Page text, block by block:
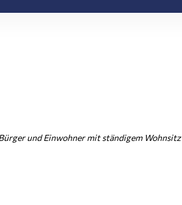
und Einwohner mit ständigem Wohnsitz